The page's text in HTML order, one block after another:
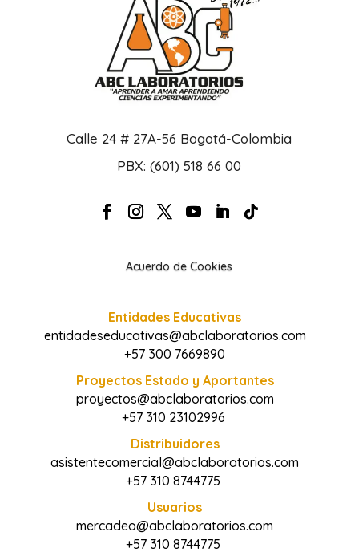
Calle 24 # 27A-56 Bogotá-Colombia
PBX: (601) 518 66 00
Acuerdo de Cookies
Entidades Educativas
entidadeseducativas@abclaboratorios.com
+57 300 7669890
Proyectos Estado y Aportantes
proyectos@abclaboratorios.com
+57 310 23102996
Distribuidores
asistentecomercial@abclaboratorios.com
+57 310 8744775
Usuarios
mercadeo@abclaboratorios.com
+57 310 8744775